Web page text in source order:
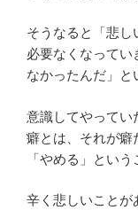
そうなると「悲し
必要なくなって
なかったんだ」と
意識してやってい
癖とは、それが癖
「やめる」という
辛く悲しいことが